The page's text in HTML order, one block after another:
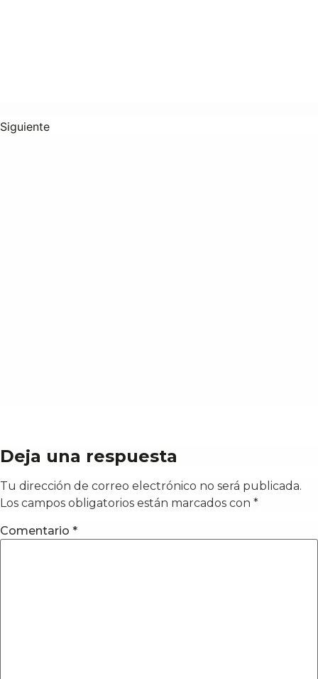
Siguiente
Deja una respuesta
Tu dirección de correo electrónico no será publicada.
Los campos obligatorios están marcados con *
Comentario *